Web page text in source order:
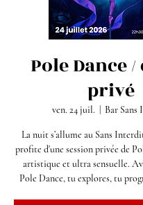
Pole Dance
privé
ven. 24 juil. Bar
La nuit s’allume au Sans
profite d'une session privée de
artistique et ultra sensuelle.
Pole Dance, tu explores, tu